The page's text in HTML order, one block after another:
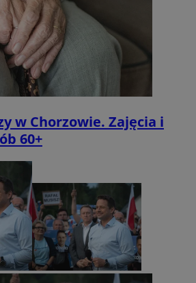
w Chorzowie. Zajęcia i
60+